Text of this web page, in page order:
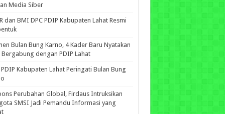
Media Siber
dan BMI DPC PDIP Kabupaten Lahat Resmi
Bulan Bung Karno, 4 Kader Baru Nyatakan
Bergabung dengan PDIP Lahat
PDIP Kabupaten Lahat Peringati Bulan Bung
Perubahan Global, Firdaus Intruksikan
SMSI Jadi Pemandu Informasi yang